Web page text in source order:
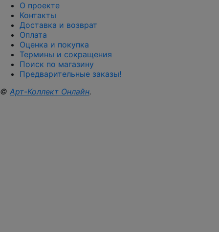
О проекте
Контакты
Доставка и возврат
Оплата
Оценка и покупка
Термины и сокращения
Поиск по магазину
Предварительные заказы!
© Арт-Коллект Онлайн.